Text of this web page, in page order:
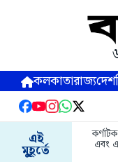
কলকাতারাজ্যদেশ
এই
মুহূর্তে এবং